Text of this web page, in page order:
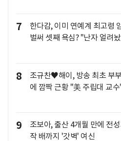
7
한다감, 이미 연예계 최고령
벌써 셋째 욕심? "난자 얼려
8
조규찬♥해이, 방송 최초 부
에 깜짝 근황 "美 주립대 교
9
조보아, 출산 4개월 만에 전
작 배까지 '갓벽' 여신